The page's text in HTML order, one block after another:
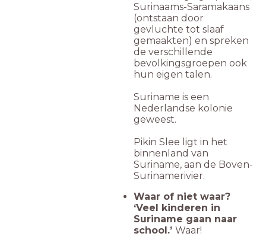
Surinaams-Saramakaans
(ontstaan door
gevluchte tot slaaf
gemaakten) en spreken
de verschillende
bevolkingsgroepen ook
hun eigen talen.
Suriname is een
Nederlandse kolonie
geweest.
Pikin Slee ligt in het
binnenland van
Suriname, aan de Boven-
Surinamerivier.
Waar of niet waar?
‘Veel kinderen in
Suriname gaan naar
school.’ Waar!